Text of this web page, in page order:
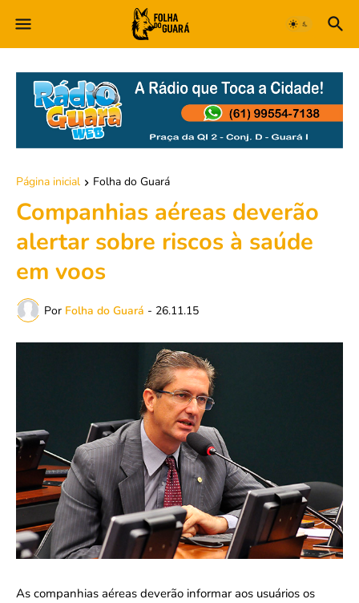
Página inicial Folha do Guará
Companhias aéreas deverão
alertar sobre riscos à saúde
em voos
Por Folha do Guará - 26.11.15
As companhias aéreas deverão informar aos usuários os